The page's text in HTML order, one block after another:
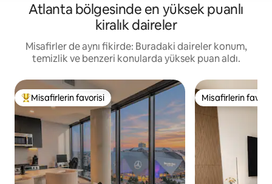
Atlanta bölgesinde en yüksek puanlı
kiralık daireler
Misafirler de aynı fikirde: Buradaki daireler konum,
temizlik ve benzeri konularda yüksek puan aldı.
Misafirlerin favorilerinden en beğenilenler arasında
Misafirlerin favorisi Misafirlerin
Misafirlerin